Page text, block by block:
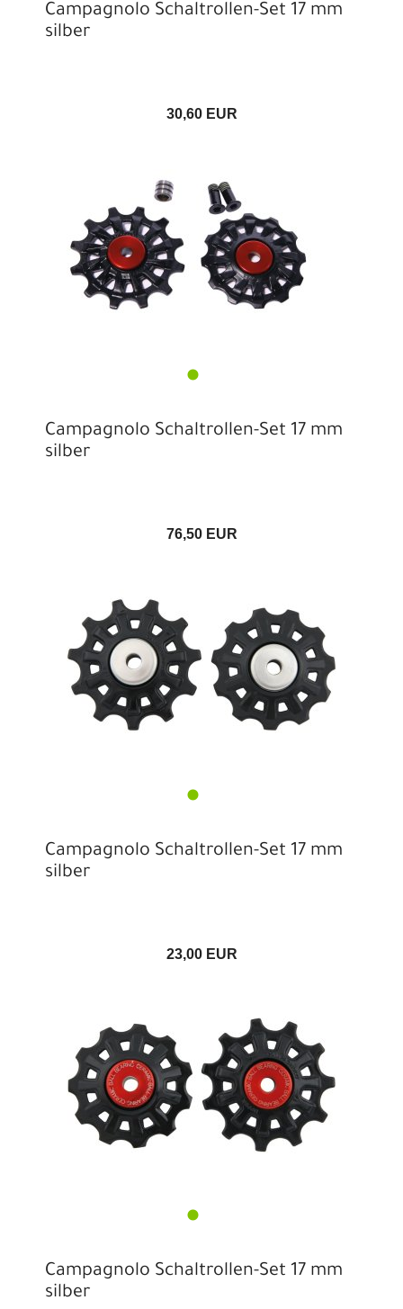
Campagnolo Schaltrollen-Set 17 mm
silber
30,60 EUR
Campagnolo Schaltrollen-Set 17 mm
silber
76,50 EUR
Campagnolo Schaltrollen-Set 17 mm
silber
23,00 EUR
Campagnolo Schaltrollen-Set 17 mm
silber